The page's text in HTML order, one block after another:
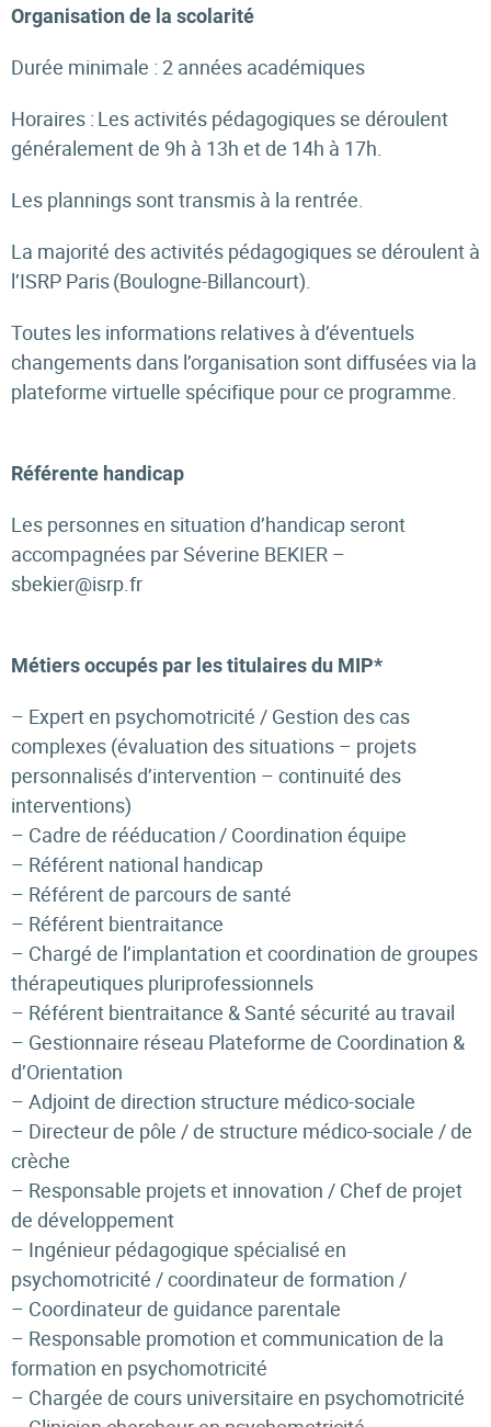
Organisation de la scolarité
Durée minimale : 2 années académiques
Horaires : Les activités pédagogiques se déroulent
généralement de 9h à 13h et de 14h à 17h.
Les plannings sont transmis à la rentrée.
La majorité des activités pédagogiques se déroulent à
l’ISRP Paris (Boulogne-Billancourt).
Toutes les informations relatives à d’éventuels
changements dans l’organisation sont diffusées via la
plateforme virtuelle spécifique pour ce programme.
Référente handicap
Les personnes en situation d’handicap seront
accompagnées par Séverine BEKIER –
sbekier@isrp.fr
Métiers occupés par les titulaires du MIP*
– Expert en psychomotricité / Gestion des cas
complexes (évaluation des situations – projets
personnalisés d’intervention – continuité des
interventions)
– Cadre de rééducation / Coordination équipe
– Référent national handicap
– Référent de parcours de santé
– Référent bientraitance
– Chargé de l’implantation et coordination de groupes
thérapeutiques pluriprofessionnels
– Référent bientraitance & Santé sécurité au travail
– Gestionnaire réseau Plateforme de Coordination &
d’Orientation
– Adjoint de direction structure médico-sociale
– Directeur de pôle / de structure médico-sociale / de
crèche
– Responsable projets et innovation / Chef de projet
de développement
– Ingénieur pédagogique spécialisé en
psychomotricité / coordinateur de formation /
– Coordinateur de guidance parentale
– Responsable promotion et communication de la
formation en psychomotricité
– Chargée de cours universitaire en psychomotricité